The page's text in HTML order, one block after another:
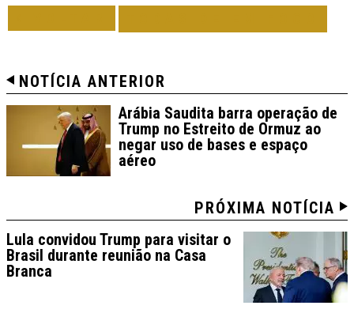
NOTÍCIA ANTERIOR
Arábia Saudita barra operação de
Trump no Estreito de Ormuz ao
negar uso de bases e espaço
aéreo
PRÓXIMA NOTÍCIA
Lula convidou Trump para visitar o
Brasil durante reunião na Casa
Branca